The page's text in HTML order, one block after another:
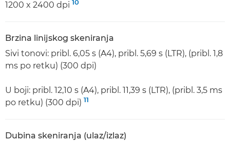
1200 x 2400 dpi 10
Brzina linijskog skeniranja
Sivi tonovi: pribl. 6,05 s (A4), pribl. 5,69 s (LTR), (pribl. 1,8
ms po retku) (300 dpi)
U boji: pribl. 12,10 s (A4), pribl. 11,39 s (LTR), (pribl. 3,5 ms
po retku) (300 dpi) 11
Dubina skeniranja (ulaz/izlaz)